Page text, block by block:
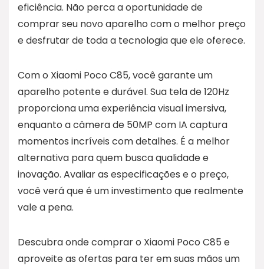
eficiência. Não perca a oportunidade de
comprar seu novo aparelho com o melhor preço
e desfrutar de toda a tecnologia que ele oferece.
Com o Xiaomi Poco C85, você garante um
aparelho potente e durável. Sua tela de 120Hz
proporciona uma experiência visual imersiva,
enquanto a câmera de 50MP com IA captura
momentos incríveis com detalhes. É a melhor
alternativa para quem busca qualidade e
inovação. Avaliar as especificações e o preço,
você verá que é um investimento que realmente
vale a pena.
Descubra onde comprar o Xiaomi Poco C85 e
aproveite as ofertas para ter em suas mãos um